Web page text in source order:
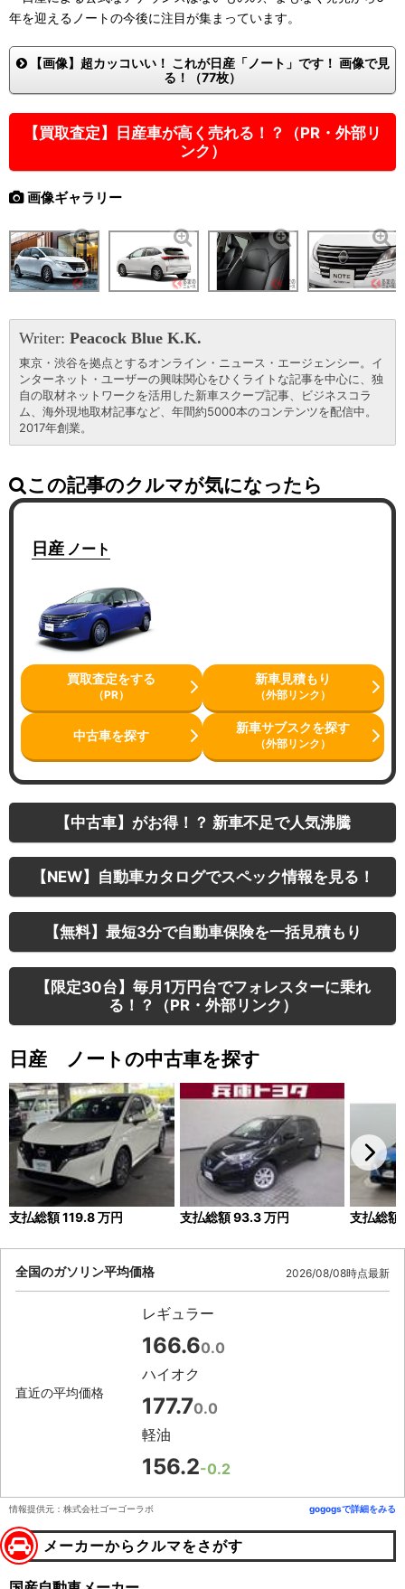
年を迎えるノートの今後に注目が集まっています。
【画像】超カッコいい！ これが日産「ノート」です！ 画像で見
る！（77枚）
【買取査定】日産車が高く売れる！？（PR・外部リ
ンク）
画像ギャラリー
Writer: Peacock Blue K.K.
東京・渋谷を拠点とするオンライン・ニュース・エージェンシー。イ
ンターネット・ユーザーの興味関心をひくライトな記事を中心に、独
自の取材ネットワークを活用した新車スクープ記事、ビジネスコラ
ム、海外現地取材記事など、年間約5000本のコンテンツを配信中。
2017年創業。
この記事のクルマが気になったら
日産 ノート
買取査定をする
（PR）
新車見積もり
（外部リンク）
中古車を探す 新車サブスクを探す
（外部リンク）
【中古車】がお得！？ 新車不足で人気沸騰
【NEW】自動車カタログでスペック情報を見る！
【無料】最短3分で自動車保険を一括見積もり
【限定30台】毎月1万円台でフォレスターに乗れ
る！？（PR・外部リンク）
日産 ノートの中古車を探す
支払総額119.8万円 支払総額93.3万円 支払総額
全国のガソリン平均価格 2026/08/08時点最新
直近の平均価格
レギュラー
166.60.0
ハイオク
177.70.0
軽油
156.2-0.2
情報提供元：株式会社ゴーゴーラボ gogogsで詳細をみる
メーカーからクルマをさがす